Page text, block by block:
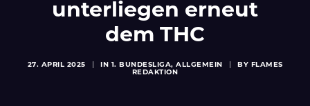
VEREIN
SPONSOREN & PARTNER
unterliegen erneut
dem THC
27. APRIL 2025 IN 1. BUNDESLIGA, ALLGEMEIN BY FLAMES
REDAKTION